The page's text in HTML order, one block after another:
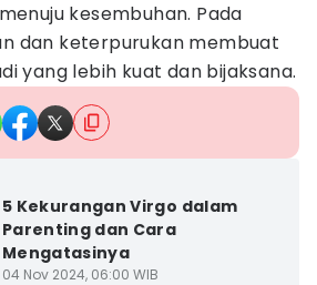
kesembuhan. Pada
dan keterpurukan membuat
yang lebih kuat dan bijaksana.
5 Kekurangan Virgo dalam
Parenting dan Cara
Mengatasinya
04 Nov 2024, 06:00 WIB